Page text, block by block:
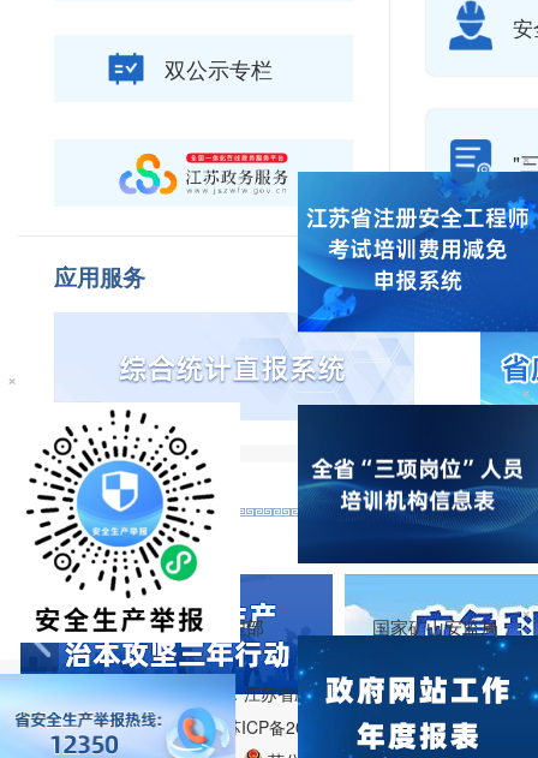
双公示专栏
"
应用服务
相关连接： 应急管理部 国家矿山安监局
版权所有：江苏省应急管理厅
备案序号：苏ICP备2023024095号
×
×
×
×